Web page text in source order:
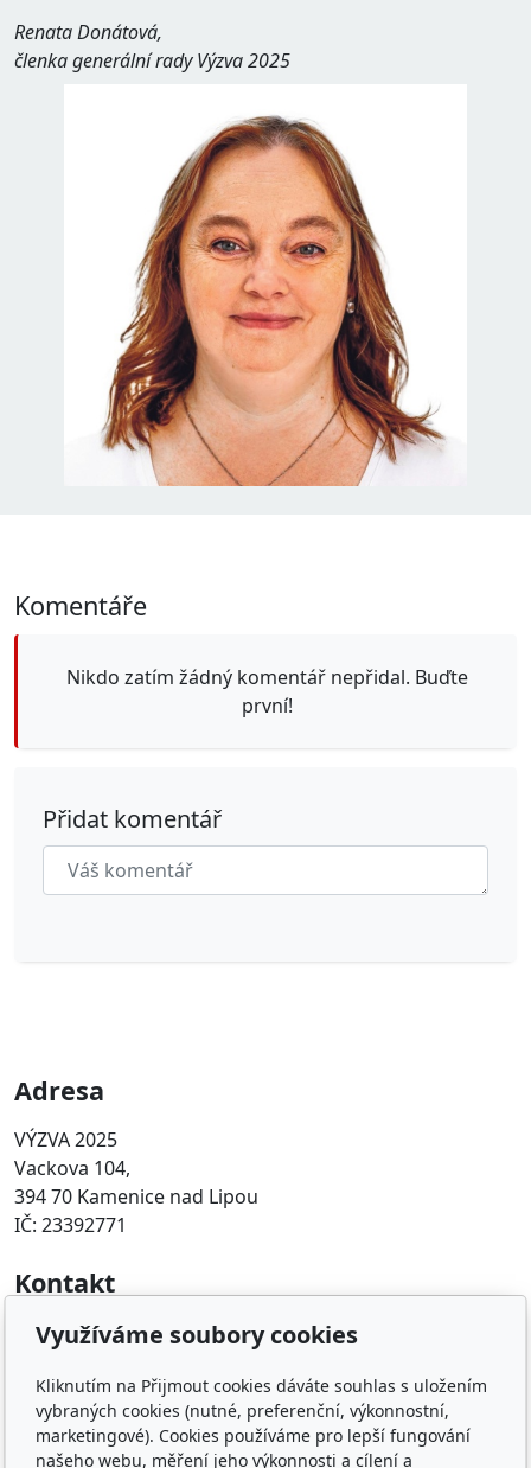
Renata Donátová,
členka generální rady Výzva 2025
Komentáře
Nikdo zatím žádný komentář nepřidal. Buďte
první!
Přidat komentář
Adresa
VÝZVA 2025
Vackova 104,
394 70 Kamenice nad Lipou
IČ: 23392771
Kontakt
info@vyzva2025.cz
Oblíbené odkazy
Využíváme soubory cookies
Kliknutím na Přijmout cookies dáváte souhlas s uložením
vybraných cookies (nutné, preferenční, výkonnostní,
marketingové). Cookies používáme pro lepší fungování
našeho webu, měření jeho výkonnosti a cílení a